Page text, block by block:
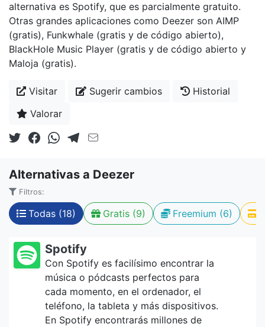
alternativa es Spotify, que es parcialmente gratuito.
Otras grandes aplicaciones como Deezer son AIMP
(gratis), Funkwhale (gratis y de código abierto),
BlackHole Music Player (gratis y de código abierto y
Maloja (gratis).
Visitar Sugerir cambios
Historial
Valorar
Alternativas a Deezer
Filtros:
Todas (18) Gratis (9) Freemium (6)
Spotify
Con Spotify es facilísimo encontrar la
música o pódcasts perfectos para
cada momento, en el ordenador, el
teléfono, la tableta y más dispositivos.
En Spotify encontrarás millones de